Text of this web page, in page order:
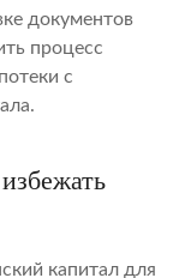
документов
процесс
с
капитал для